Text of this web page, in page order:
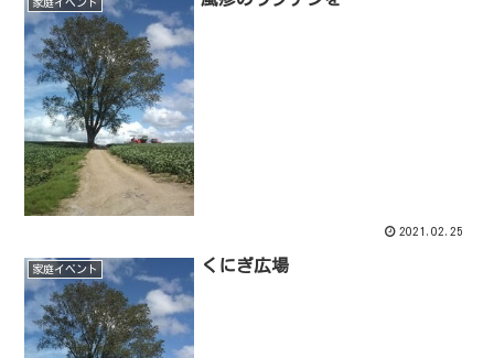
家庭イベント
2021.02.25
家庭イベント くにぎ広場